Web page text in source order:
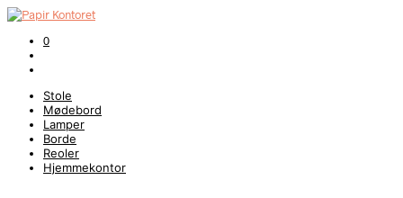
0
Stole
Mødebord
Lamper
Borde
Reoler
Hjemmekontor